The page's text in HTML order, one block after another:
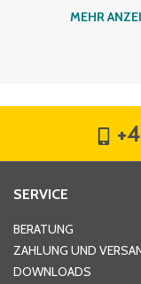
Nachname
MEHR
SERVICE
BERATUNG
ZAHLUNG UND
DOWNLOADS